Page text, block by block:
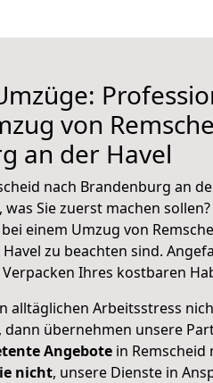
von
an der Havel
nach Brandenburg an
Sie zuerst machen
einem Umzug von
zu beachten sind.
Ihres kostbaren
alltäglichen Arbeitsstress
übernehmen unsere
Angebote in Remscheid
nicht, unsere Dienste in